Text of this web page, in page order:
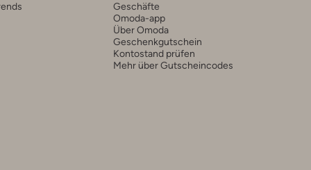
Geschäfte
Omoda-app
Über Omoda
Geschenkgutschein
Kontostand prüfen
Mehr über Gutscheincodes